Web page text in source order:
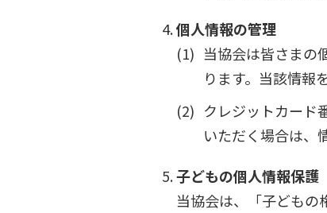
個人情報の管理
当協会は皆さまの
ります。当該情報
クレジットカード
いただく場合は、
子どもの個人情報保護
当協会は、「子どもの